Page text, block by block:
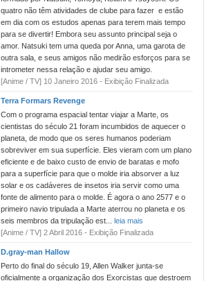
quatro não têm atividades de clube para fazer e estão
em dia com os estudos apenas para terem mais tempo
para se divertir! Embora seu assunto principal seja o
amor. Natsuki tem uma queda por Anna, uma garota de
outra sala, e seus amigos não medirão esforços para se
intrometer nessa relação e ajudar seu amigo.
[Anime / TV] 10 Janeiro 2016 - Exibição Finalizada
Terra Formars Revenge
Com o programa espacial tentar viajar a Marte, os
cientistas do século 21 foram incumbidos de aquecer o
planeta, de modo que os seres humanos poderiam
sobreviver em sua superfície. Eles vieram com um plano
eficiente e de baixo custo de envio de baratas e mofo
para a superfície para que o molde iria absorver a luz
solar e os cadáveres de insetos iria servir como uma
fonte de alimento para o molde. É agora o ano 2577 e o
primeiro navio tripulada a Marte aterrou no planeta e os
seis membros da tripulação est... leia mais
[Anime / TV] 2 Abril 2016 - Exibição Finalizada
D.gray-man Hallow
Perto do final do século 19, Allen Walker junta-se
oficialmente a organização dos Exorcistas que destroem